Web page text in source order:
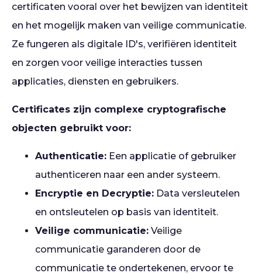
certificaten vooral over het bewijzen van identiteit
en het mogelijk maken van veilige communicatie.
Ze fungeren als digitale ID's, verifiëren identiteit
en zorgen voor veilige interacties tussen
applicaties, diensten en gebruikers.
Certificates zijn complexe cryptografische
objecten gebruikt voor:
Authenticatie: Een applicatie of gebruiker
authenticeren naar een ander systeem.
Encryptie en Decryptie: Data versleutelen
en ontsleutelen op basis van identiteit.
Veilige communicatie: Veilige
communicatie garanderen door de
communicatie te ondertekenen, ervoor te